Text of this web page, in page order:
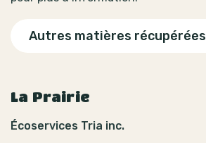
Autres matières récupérées
La Prairie
Écoservices Tria inc.